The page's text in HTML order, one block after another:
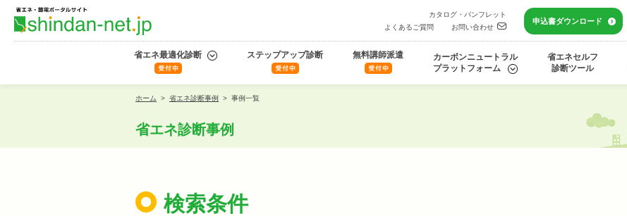
カタログ・パンフレット
よくあるご質問
お問い合わせ
申込書ダウンロード
省エネ最適化診断 ステップアップ診断 無料講師派遣
カーボンニュートラル
プラットフォーム
省エネセルフ
診断ツール
ホーム > 省エネ診断事例 > 事例一覧
省エネ診断事例
検索条件